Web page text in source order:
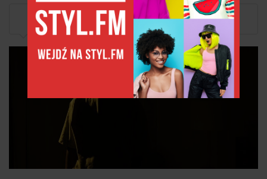
Strona główna
Zdrowie i uroda
Ubrania, które ukrywają brzuch i boczki: lista...